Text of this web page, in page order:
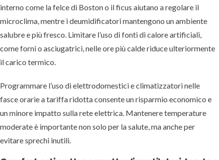
interno come la felce di Boston o il ficus aiutano a regolare il
microclima, mentre i deumidificatori mantengono un ambiente
salubre e più fresco. Limitare l’uso di fonti di calore artificiali,
come forni o asciugatrici, nelle ore più calde riduce ulteriormente
il carico termico.
Programmare l’uso di elettrodomestici e climatizzatori nelle
fasce orarie a tariffa ridotta consente un risparmio economico e
un minore impatto sulla rete elettrica. Mantenere temperature
moderate è importante non solo per la salute, ma anche per
evitare sprechi inutili.